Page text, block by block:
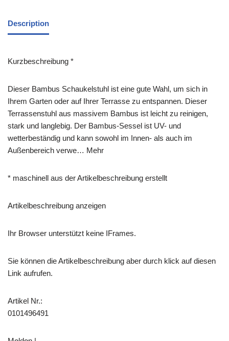
Description
Kurzbeschreibung *
Dieser Bambus Schaukelstuhl ist eine gute Wahl, um sich in
Ihrem Garten oder auf Ihrer Terrasse zu entspannen. Dieser
Terrassenstuhl aus massivem Bambus ist leicht zu reinigen,
stark und langlebig. Der Bambus-Sessel ist UV- und
wetterbeständig und kann sowohl im Innen- als auch im
Außenbereich verwe… Mehr
* maschinell aus der Artikelbeschreibung erstellt
Artikelbeschreibung anzeigen
Ihr Browser unterstützt keine IFrames.
Sie können die Artikelbeschreibung aber durch klick auf diesen
Link aufrufen.
Artikel Nr.:
0101496491